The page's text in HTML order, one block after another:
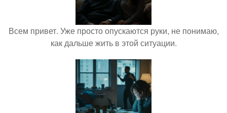
Всем привет. Уже просто опускаются руки, не понимаю,
как дальше жить в этой ситуации.